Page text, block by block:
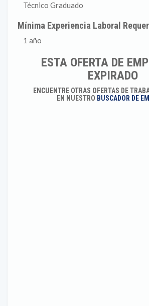
Técnico Graduado
Mínima Experiencia Laboral
1 año
ESTA OFERTA DE
EXPIRADO
ENCUENTRE OTRAS OFERTAS DE
EN NUESTRO BUSCADOR DE